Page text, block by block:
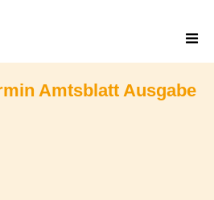
Amtsblatt Ausgabe